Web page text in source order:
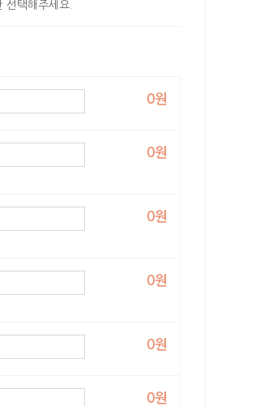
선택해주세요.
0원
0원
0원
0원
0원
0원